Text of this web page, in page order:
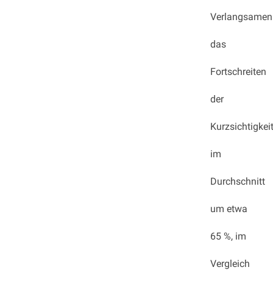
Verlangsamen
das
Fortschreiten
der
Kurzsichtigkeit
im
Durchschnitt
um etwa
65 %, im
Vergleich